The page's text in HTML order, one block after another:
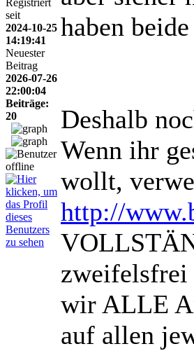
Registriert
seit
2024-10-25
14:19:41
Neuester
Beitrag
2026-07-26
22:00:04
Beiträge:
20
haben
Deshalb
Wenn ihr
wollt,
http://
zweifelsfrei
wir ALLE
auf allen